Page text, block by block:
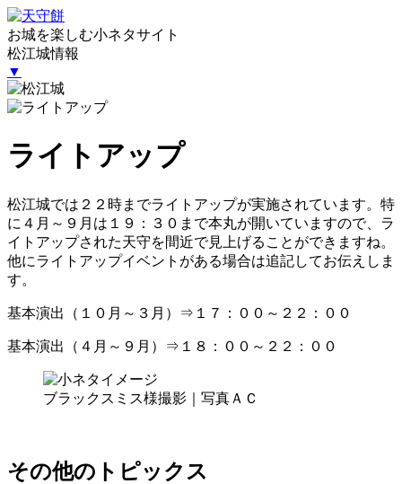
お城を楽しむ小ネタサイト
松江城情報
▼
ライトアップ
松江城では２２時までライトアップが実施されています。特
に４月～９月は１９：３０まで本丸が開いていますので、ラ
イトアップされた天守を間近で見上げることができますね。
他にライトアップイベントがある場合は追記してお伝えしま
す。
基本演出（１０月～３月）⇒１７：００～２２：００
基本演出（４月～９月）⇒１８：００～２２：００
ブラックスミス様撮影｜写真ＡＣ
その他のトピックス